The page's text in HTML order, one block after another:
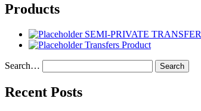
Products
SEMI-PRIVATE TRANSFER
Transfers Product
Search…
Recent Posts